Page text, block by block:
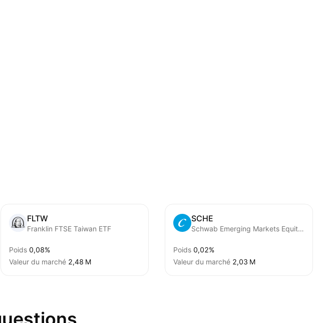
FLTW
Franklin FTSE Taiwan ETF
Poids 0,08%
Valeur du marché ‪2,48 M‬
SCHE
Schwab Emerging Markets Equity ETF
Poids 0,02%
Valeur du marché ‪2,03 M‬